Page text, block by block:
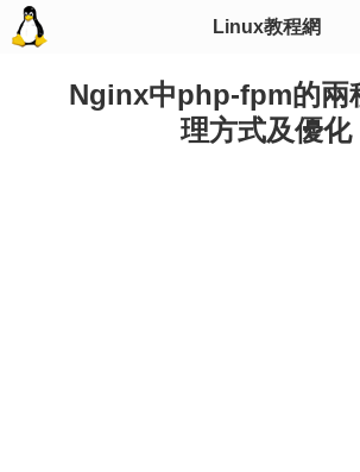
Linux教程網
Nginx中php-fpm的兩
理方式及優化